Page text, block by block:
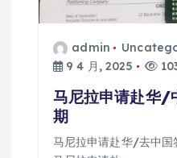
admin
9 4 月, 2025
马尼拉申请赴华/
期
马尼拉申请赴华/去中国